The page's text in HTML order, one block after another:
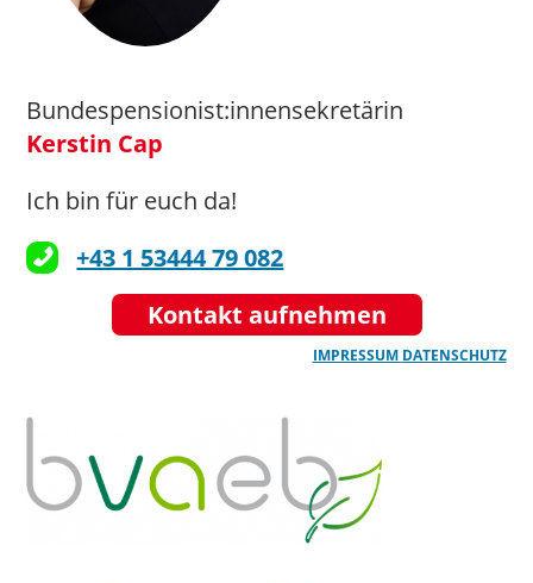
Bundespensionist:innensekretärin
Kerstin Cap
Ich bin für euch da!
+43 1 53444 79 082
Kontakt aufnehmen
IMPRESSUM DATENSCHUTZ